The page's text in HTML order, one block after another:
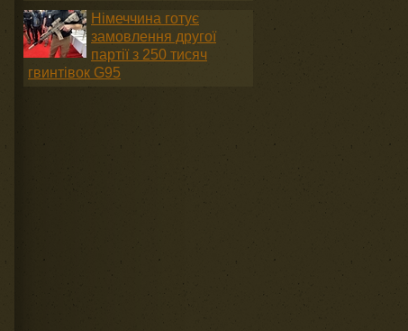
Німеччина готує
замовлення другої
партії з 250 тисяч
гвинтівок G95